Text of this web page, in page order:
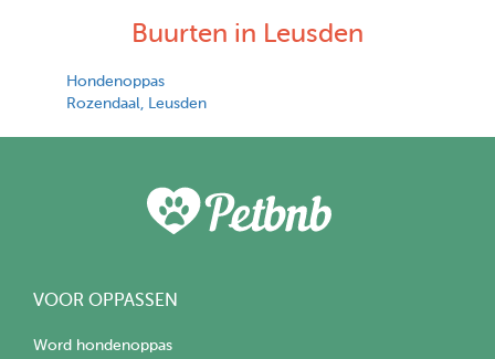
Buurten in Leusden
Hondenoppas
Rozendaal, Leusden
VOOR OPPASSEN
Word hondenoppas